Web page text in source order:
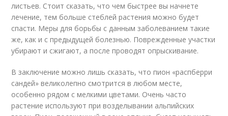
листьев. Стоит сказать, что чем быстрее вы начнете
лечение, тем больше стеблей растения можно будет
спасти. Меры для борьбы с данным заболеванием такие
же, как и с предыдущей болезнью. Поврежденные участки
убирают и сжигают, а после проводят опрыскивание.
В заключение можно лишь сказать, что пион «распберри
сандей» великолепно смотрится в любом месте,
особенно рядом с мелкими цветами. Очень часто
растение используют при возделывании альпийских